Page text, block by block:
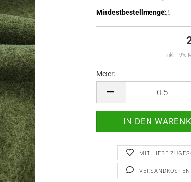
Mindestbestellmenge:0,5
inkl. 19%
Meter:
Meter
MIT LIEBE